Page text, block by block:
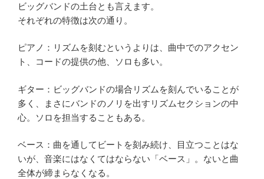
ビッグバンドの土台とも言えます。
それぞれの特徴は次の通り。
ピアノ：リズムを刻むというよりは、曲中でのアクセン
ト、コードの提供の他、ソロも多い。
ギター：ビッグバンドの場合リズムを刻んでいることが
多く、まさにバンドのノリを出すリズムセクションの中
心。ソロを担当することもある。
ベース：曲を通してビートを刻み続け、目立つことはな
いが、音楽にはなくてはならない「ベース」。ないと曲
全体が締まらなくなる。